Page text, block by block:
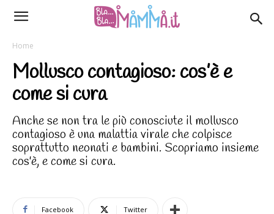
Home
Mollusco contagioso: cos’è e
come si cura
Anche se non tra le più conosciute il mollusco
contagioso è una malattia virale che colpisce
soprattutto neonati e bambini. Scopriamo insieme
cos'è, e come si cura.
Facebook Twitter